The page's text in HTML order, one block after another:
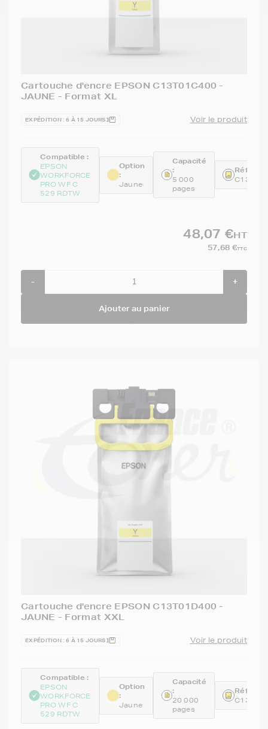
Cartouche d'encre EPSON C13T01C400 -
JAUNE - Format XL
EXPÉDITION : 6 À 15 JOURS Voir le produit
Compatible :
EPSON
WORKFORCE
PRO WF C
529 RDTW
Option
:
Jaune
Capacité
:
5 000
pages
48,07 €HT
57,68 €TTC
- +
Ajouter au panier
Cartouche d'encre EPSON C13T01D400 -
JAUNE - Format XXL
EXPÉDITION : 6 À 15 JOURS Voir le produit
Compatible :
EPSON
WORKFORCE
PRO WF C
529 RDTW
Option
:
Jaune
Capacité
:
20 000
pages